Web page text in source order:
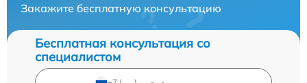
Закажите бесплатную консультацию
Бесплатная консультация со
специалистом